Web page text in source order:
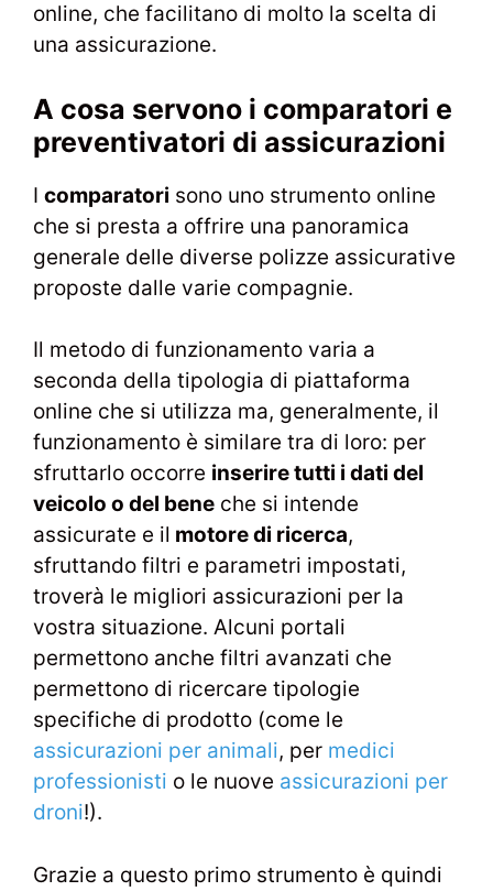
online, che facilitano di molto la scelta di
una assicurazione.
A cosa servono i comparatori e
preventivatori di assicurazioni
I comparatori sono uno strumento online
che si presta a offrire una panoramica
generale delle diverse polizze assicurative
proposte dalle varie compagnie.
Il metodo di funzionamento varia a
seconda della tipologia di piattaforma
online che si utilizza ma, generalmente, il
funzionamento è similare tra di loro: per
sfruttarlo occorre inserire tutti i dati del
veicolo o del bene che si intende
assicurate e il motore di ricerca,
sfruttando filtri e parametri impostati,
troverà le migliori assicurazioni per la
vostra situazione. Alcuni portali
permettono anche filtri avanzati che
permettono di ricercare tipologie
specifiche di prodotto (come le
assicurazioni per animali, per medici
professionisti o le nuove assicurazioni per
droni!).
Grazie a questo primo strumento è quindi